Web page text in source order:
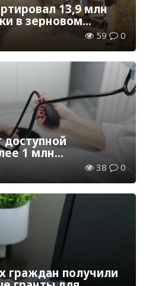
13,9 млн
в зерновом
59 0
доступной
1 млн
услуги
38 0
граждан получили